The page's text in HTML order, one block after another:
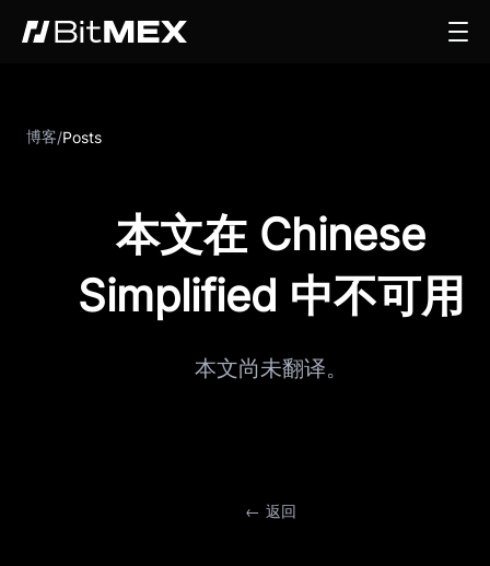
博客/Posts
本文在 Chinese
Simplified 中不可用
本文尚未翻译。
← 返回